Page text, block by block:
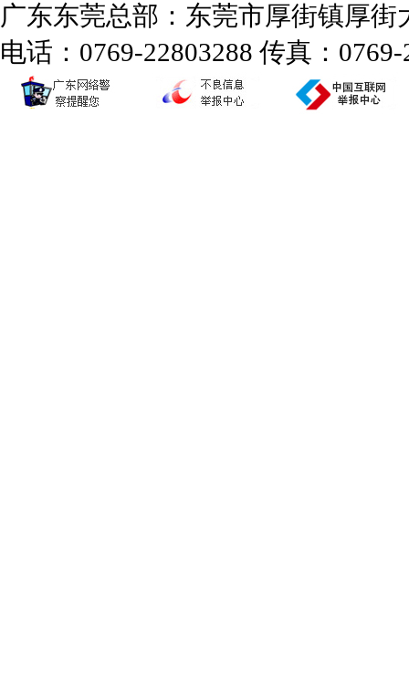
广东东莞总部：东莞市厚街镇厚
电话：0769-22803288 传真：0769-